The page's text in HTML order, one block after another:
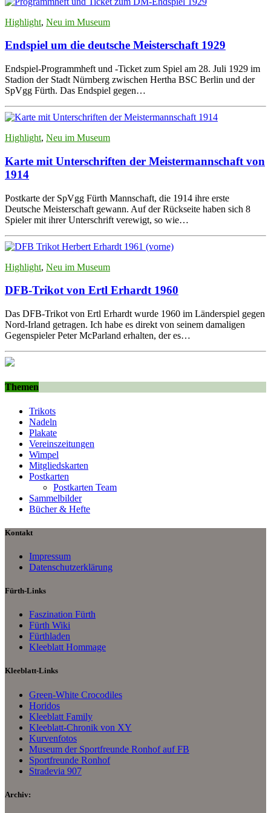
Highlight, Neu im Museum
Endspiel um die deutsche Meisterschaft 1929
Endspiel-Programmheft und -Ticket zum Spiel am 28. Juli 1929 im
Stadion der Stadt Nürnberg zwischen Hertha BSC Berlin und der
SpVgg Fürth. Das Endspiel gegen…
Highlight, Neu im Museum
Karte mit Unterschriften der Meistermannschaft von
1914
Postkarte der SpVgg Fürth Mannschaft, die 1914 ihre erste
Deutsche Meisterschaft gewann. Auf der Rückseite haben sich 8
Spieler mit ihrer Unterschrift verewigt, so wie…
Highlight, Neu im Museum
DFB-Trikot von Ertl Erhardt 1960
Das DFB-Trikot von Ertl Erhardt wurde 1960 im Länderspiel gegen
Nord-Irland getragen. Ich habe es direkt von seinem damaligen
Gegenspieler Peter McParland erhalten, der es…
Themen
Trikots
Nadeln
Plakate
Vereinszeitungen
Wimpel
Mitgliedskarten
Postkarten
Postkarten Team
Sammelbilder
Bücher & Hefte
Kontakt
Impressum
Datenschutzerklärung
Fürth-Links
Faszination Fürth
Fürth Wiki
Fürthladen
Kleeblatt Hommage
Kleeblatt-Links
Green-White Crocodiles
Horidos
Kleeblatt Family
Kleeblatt-Chronik von XY
Kurvenfotos
Museum der Sportfreunde Ronhof auf FB
Sportfreunde Ronhof
Stradevia 907
Archiv: